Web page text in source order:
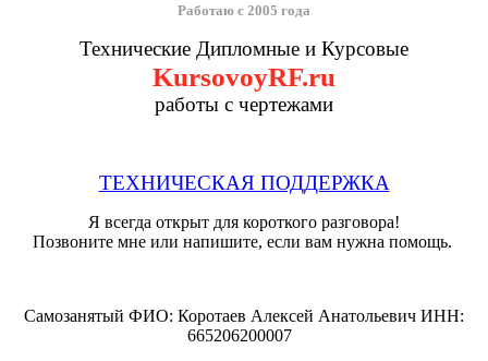
Работаю с 2005 года
Технические Дипломные и Курсовые
KursovoyRF.ru
работы с чертежами
ТЕХНИЧЕСКАЯ ПОДДЕРЖКА
Я всегда открыт для короткого разговора!
Позвоните мне или напишите, если вам нужна помощь.
Самозанятый ФИО: Коротаев Алексей Анатольевич ИНН:
665206200007